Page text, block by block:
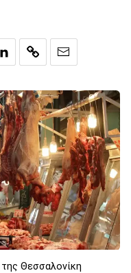
Θεσσαλονίκη